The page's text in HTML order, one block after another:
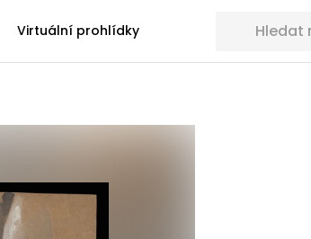
Virtuální prohlídky